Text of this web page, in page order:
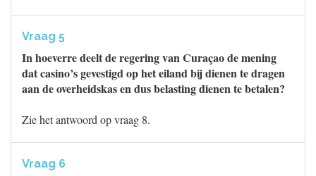
Vraag 5
In hoeverre deelt de regering van Curaçao de mening
dat casino’s gevestigd op het eiland bij dienen te dragen
aan de overheidskas en dus belasting dienen te betalen?
Zie het antwoord op vraag 8.
Vraag 6